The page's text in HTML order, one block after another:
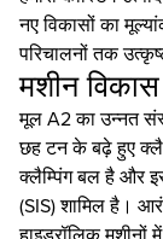
नए विकासों का
परिचालनों तक
मशीन विकास
मूल A2 का उन्नत
छह टन के बढ़े हुए
क्लैम्पिंग बल है और
(SIS) शामिल है।